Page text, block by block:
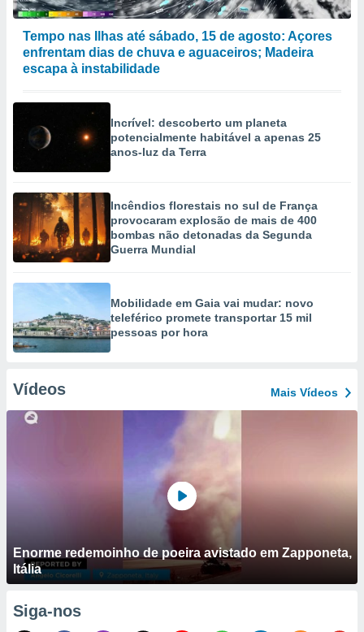
Tempo nas Ilhas até sábado, 15 de agosto: Açores
enfrentam dias de chuva e aguaceiros; Madeira
escapa à instabilidade
Incrível: descoberto um planeta
potencialmente habitável a apenas 25
anos-luz da Terra
Incêndios florestais no sul de França
provocaram explosão de mais de 400
bombas não detonadas da Segunda
Guerra Mundial
Mobilidade em Gaia vai mudar: novo
teleférico promete transportar 15 mil
pessoas por hora
Vídeos Mais Vídeos
Enorme redemoinho de poeira avistado em Zapponeta,
Itália
Siga-nos